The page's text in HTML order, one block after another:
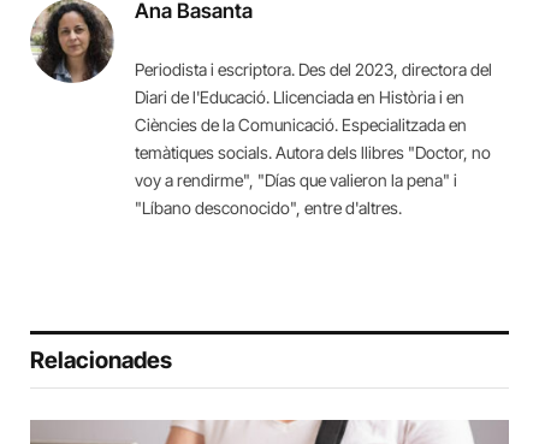
Ana Basanta
Periodista i escriptora. Des del 2023, directora del
Diari de l'Educació. Llicenciada en Història i en
Ciències de la Comunicació. Especialitzada en
temàtiques socials. Autora dels llibres "Doctor, no
voy a rendirme", "Días que valieron la pena" i
"Líbano desconocido", entre d'altres.
Relacionades